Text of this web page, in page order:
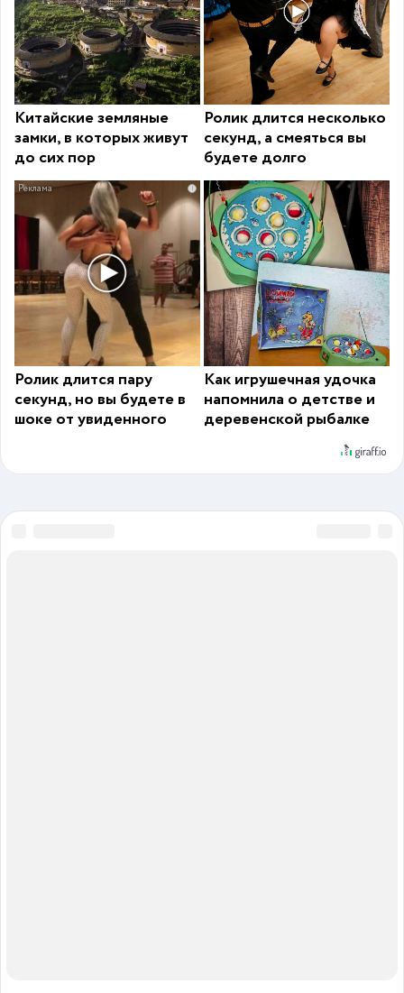
Китайские земляные
замки, в которых живут
до сих пор
Ролик длится несколько
секунд, а смеяться вы
будете долго
i
Ролик длится пару
секунд, но вы будете в
шоке от увиденного
Как игрушечная удочка
напомнила о детстве и
деревенской рыбалке